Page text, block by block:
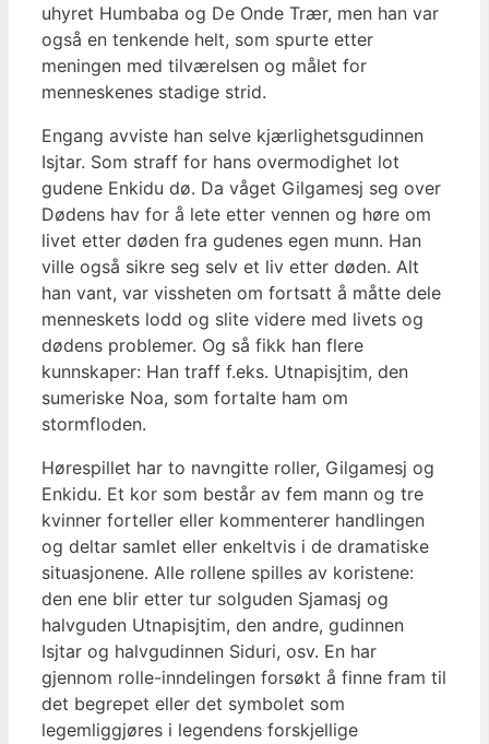
uhyret Humbaba og De Onde Trær, men han var
også en tenkende helt, som spurte etter
meningen med tilværelsen og målet for
menneskenes stadige strid.
Engang avviste han selve kjærlighetsgudinnen
Isjtar. Som straff for hans overmodighet lot
gudene Enkidu dø. Da våget Gilgamesj seg over
Dødens hav for å lete etter vennen og høre om
livet etter døden fra gudenes egen munn. Han
ville også sikre seg selv et liv etter døden. Alt
han vant, var vissheten om fortsatt å måtte dele
menneskets lodd og slite videre med livets og
dødens problemer. Og så fikk han flere
kunnskaper: Han traff f.eks. Utnapisjtim, den
sumeriske Noa, som fortalte ham om
stormfloden.
Hørespillet har to navngitte roller, Gilgamesj og
Enkidu. Et kor som består av fem mann og tre
kvinner forteller eller kommenterer handlingen
og deltar samlet eller enkeltvis i de dramatiske
situasjonene. Alle rollene spilles av koristene:
den ene blir etter tur solguden Sjamasj og
halvguden Utnapisjtim, den andre, gudinnen
Isjtar og halvgudinnen Siduri, osv. En har
gjennom rolle-inndelingen forsøkt å finne fram til
det begrepet eller det symbolet som
legemliggjøres i legendens forskjellige